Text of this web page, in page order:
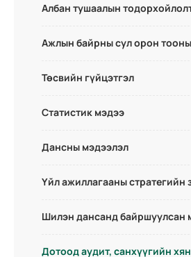
Албан тушаалын
Ажлын байрны сул орон
Төсвийн гүйцэтгэл
Статистик мэдээ
Дансны мэдээлэл
Үйл ажиллагааны стратегийн
Шилэн дансанд байршуулсан
Дотоод аудит, санхүүгийн